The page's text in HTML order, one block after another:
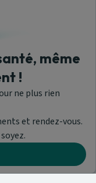
même
!
ne plus rien
et rendez-vous.